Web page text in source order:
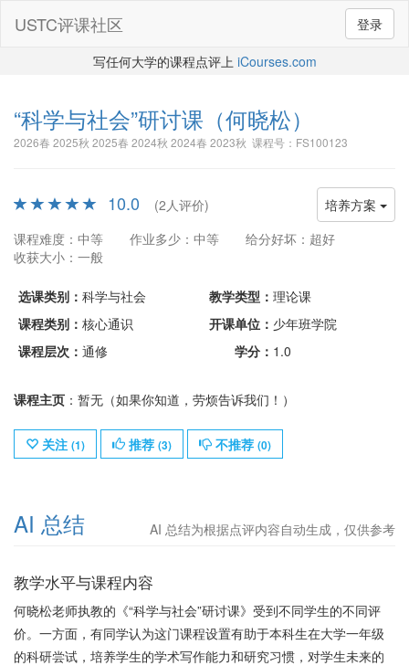
登录
USTC评课社区
写任何大学的课程点评上 iCourses.com
“科学与社会”研讨课 （何晓松）
2026春 2025秋 2025春 2024秋 2024春 2023秋 课程号：FS100123
培养方案
10.0
(2人评价)
课程难度：中等
作业多少：中等
给分好坏：超好
收获大小：一般
选课类别： 科学与社会 教学类型： 理论课
课程类别： 核心通识 开课单位： 少年班学院
课程层次： 通修 学分： 1.0
课程主页 ：暂无（如果你知道，劳烦告诉我们！）
关注 (1) 推荐 (3) 不推荐 (0)
AI 总结 AI 总结为根据点评内容自动生成，仅供参考
教学水平与课程内容
何晓松老师执教的《“科学与社会”研讨课》受到不同学生的不同评
价。一方面，有同学认为这门课程设置有助于本科生在大学一年级
的科研尝试，培养学生的学术写作能力和研究习惯，对学生未来的